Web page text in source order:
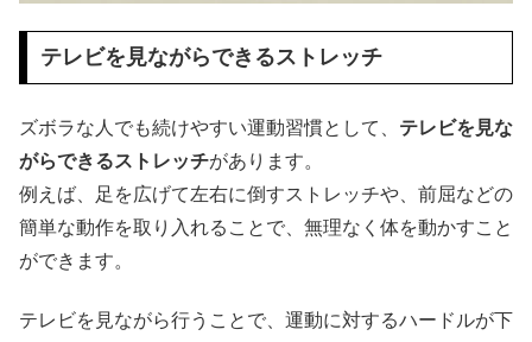
テレビを見ながらできるストレッチ
ズボラな人でも続けやすい運動習慣として、 テレビを見な
がらできるストレッチがあります。
例えば、足を広げて左右に倒すストレッチや、前屈などの
簡単な動作を取り入れることで、無理なく体を動かすこと
ができます。
テレビを見ながら行うことで、運動に対するハードルが下